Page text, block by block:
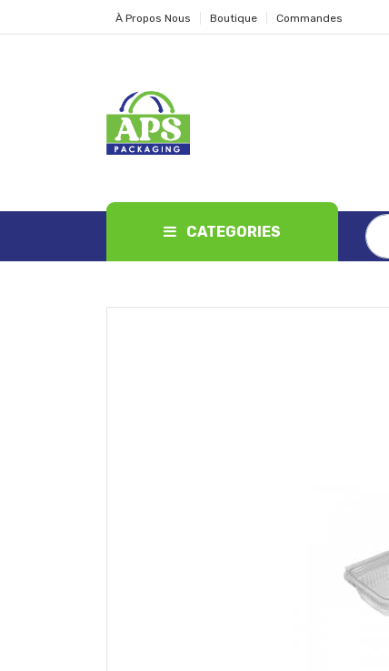
À Propos Nous Boutique Commandes
CATEGORIES